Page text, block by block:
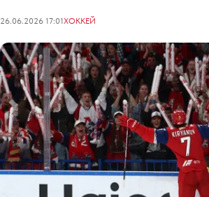
26.06.2026 17:01ХОККЕЙ